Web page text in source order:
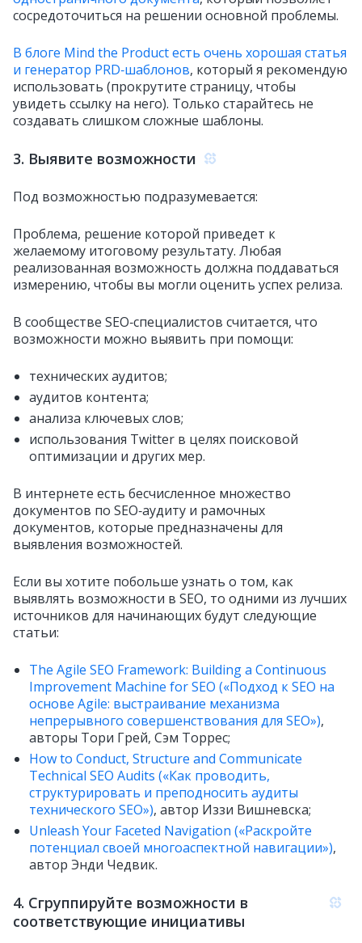
сосредоточиться на решении основной проблемы.
В блоге Mind the Product есть очень хорошая статья
и генератор PRD‑шаблонов, который я рекомендую
использовать (прокрутите страницу, чтобы
увидеть ссылку на него). Только старайтесь не
создавать слишком сложные шаблоны.
3. Выявите возможности
Под возможностью подразумевается:
Проблема, решение которой приведет к
желаемому итоговому результату. Любая
реализованная возможность должна поддаваться
измерению, чтобы вы могли оценить успех релиза.
В сообществе SEO‑специалистов считается, что
возможности можно выявить при помощи:
технических аудитов;
аудитов контента;
анализа ключевых слов;
использования Twitter в целях поисковой
оптимизации и других мер.
В интернете есть бесчисленное множество
документов по SEO‑аудиту и рамочных
документов, которые предназначены для
выявления возможностей.
Если вы хотите побольше узнать о том, как
выявлять возможности в SEO, то одними из лучших
источников для начинающих будут следующие
статьи:
The Agile SEO Framework: Building a Continuous
Improvement Machine for SEO («Подход к SEO на
основе Agile: выстраивание механизма
непрерывного совершенствования для SEO»),
авторы Тори Грей, Сэм Торрес;
How to Conduct, Structure and Communicate
Technical SEO Audits («Как проводить,
структурировать и преподносить аудиты
технического SEO»), автор Иззи Вишневска;
Unleash Your Faceted Navigation («Раскройте
потенциал своей многоаспектной навигации»),
автор Энди Чедвик.
4. Сгруппируйте возможности в
соответствующие инициативы